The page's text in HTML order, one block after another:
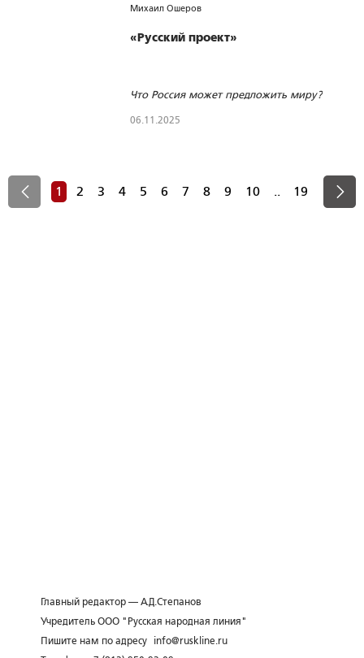
Михаил Ошеров
«Русский проект»
Что Россия может предложить миру?
06.11.2025
1 2 3 4 5 6 7 8 9 10 .. 19
Главный редактор — А.Д.Степанов
Учредитель ООО "Русская народная линия"
Пишите нам по адресу
info@ruskline.ru